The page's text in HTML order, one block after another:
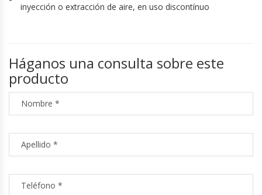
inyección o extracción de aire, en uso discontínuo
Háganos una consulta sobre este
producto